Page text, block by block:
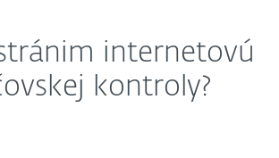
internetovú
kontroly?